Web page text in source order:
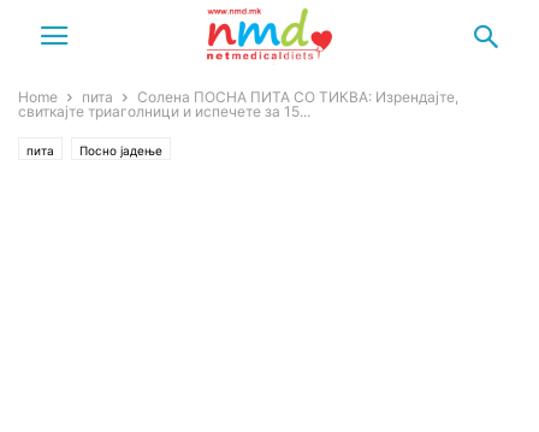
Home пита
Солена ПОСНА ПИТА СО ТИКВА: Изрендајте,
свиткајте триаголници и испечете за 15...
пита Посно јадење